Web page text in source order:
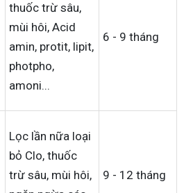
thuốc trừ sâu,
mùi hôi, Acid
amin, protit, lipit,
photpho,
amoni...
6 - 9 tháng
Lọc lần nữa loại
bỏ Clo, thuốc
trừ sâu, mùi hôi,
9 - 12 tháng